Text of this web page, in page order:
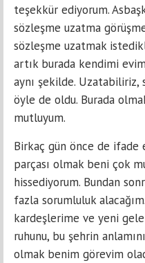
teşekkür ediyorum.
sözleşme uzatma
sözleşme uzatmak
artık burada kendimi
aynı şekilde. Uzatabiliriz,
öyle de oldu. Burada
mutluyum.
Birkaç gün önce de
parçası olmak beni çok
hissediyorum. Bundan
fazla sorumluluk
kardeşlerime ve yeni
ruhunu, bu şehrin
olmak benim görevim